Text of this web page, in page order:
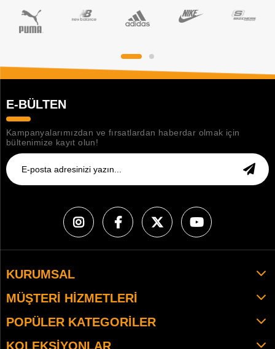
E-BÜLTEN
Kampanyalarımızdan ve fırsatlardan haberdar olmak için
bültenimize kayıt olun!
KURUMSAL
MÜŞTERI HIZMETLERI
POPÜLER KATEGORILER
KOLEKSIYONLAR